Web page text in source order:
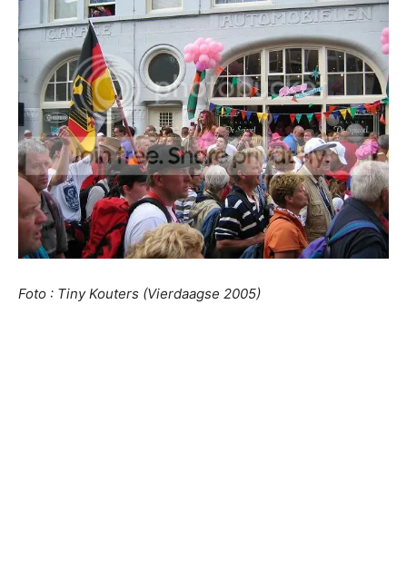
Foto : Tiny Kouters (Vierdaagse 2005)